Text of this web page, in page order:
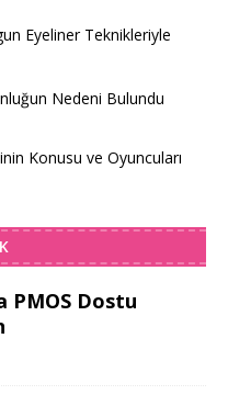
Eyeliner Teknikleriyle
Nedeni Bulundu
Konusu ve Oyuncuları
PMOS Dostu